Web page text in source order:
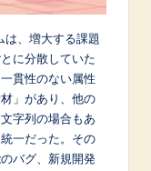
は、増大する課題
に分散していた
貫性のない属性
」があり、他の
字列の場合もあ
一だった。その
バグ、新規開発